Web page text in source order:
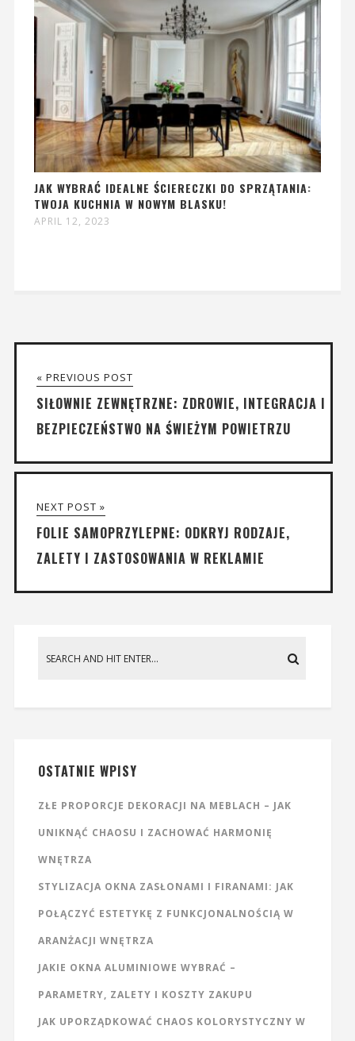
JAK WYBRAĆ IDEALNE ŚCIERECZKI DO SPRZĄTANIA:
TWOJA KUCHNIA W NOWYM BLASKU!
APRIL 12, 2023
« PREVIOUS POST
SIŁOWNIE ZEWNĘTRZNE: ZDROWIE, INTEGRACJA I
BEZPIECZEŃSTWO NA ŚWIEŻYM POWIETRZU
NEXT POST »
FOLIE SAMOPRZYLEPNE: ODKRYJ RODZAJE,
ZALETY I ZASTOSOWANIA W REKLAMIE
OSTATNIE WPISY
ZŁE PROPORCJE DEKORACJI NA MEBLACH – JAK
UNIKNĄĆ CHAOSU I ZACHOWAĆ HARMONIĘ
WNĘTRZA
STYLIZACJA OKNA ZASŁONAMI I FIRANAMI: JAK
POŁĄCZYĆ ESTETYKĘ Z FUNKCJONALNOŚCIĄ W
ARANŻACJI WNĘTRZA
JAKIE OKNA ALUMINIOWE WYBRAĆ –
PARAMETRY, ZALETY I KOSZTY ZAKUPU
JAK UPORZĄDKOWAĆ CHAOS KOLORYSTYCZNY W